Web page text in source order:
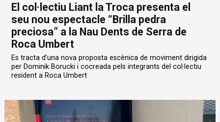
El col·lectiu Liant la Troca presenta el
seu nou espectacle “Brilla pedra
preciosa” a la Nau Dents de Serra de
Roca Umbert
Es tracta d’una nova proposta escènica de moviment dirigida
per Dominik Borucki i cocreada pels integrants del col·lectiu
resident a Roca Umbert